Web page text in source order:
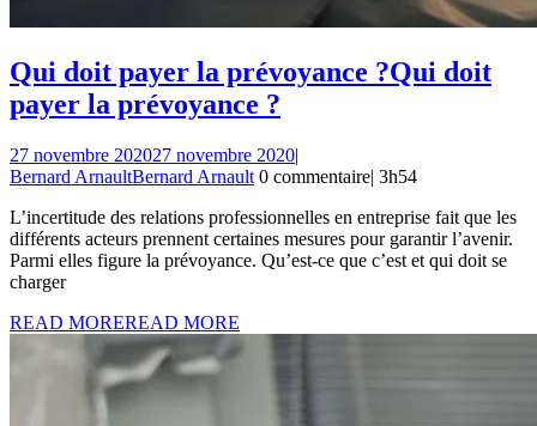
Qui doit payer la prévoyance ?Qui doit
payer la prévoyance ?
27 novembre 202027 novembre 2020|
Bernard ArnaultBernard Arnault 0 commentaire| 3h54
L’incertitude des relations professionnelles en entreprise fait que les
différents acteurs prennent certaines mesures pour garantir l’avenir.
Parmi elles figure la prévoyance. Qu’est-ce que c’est et qui doit se
charger
READ MOREREAD MORE